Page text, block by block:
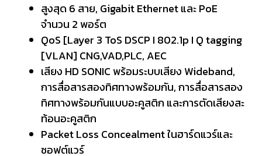
สูงสุด 6 สาย, Gigabit Ethernet และ PoE
จำนวน 2 พอร์ต
QoS [Layer 3 ToS DSCP I 802.1p I Q tagging
[VLAN] CNG,VAD,PLC, AEC
เสียง HD SONIC พร้อมระบบเสียง Wideband,
การสื่อสารสองทิศทางพร้อมกัน, การสื่อสารสอง
ทิศทางพร้อมกันแบบอะคูสติก และการตัดเสียงสะ
ท้อนอะคูสติก
Packet Loss Concealment ในฮาร์ดแวร์และ
ซอฟต์แวร์